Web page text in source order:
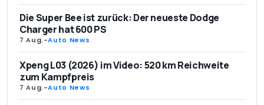
Die Super Bee ist zurück: Der neueste Dodge
Charger hat 600 PS
7 Aug.-Auto News
Xpeng L03 (2026) im Video: 520 km Reichweite
zum Kampfpreis
7 Aug.-Auto News